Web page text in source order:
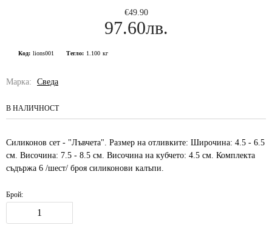
€49.90
97.60лв.
Код: lions001 Тегло: 1.100 кг
Марка: Сведа
В НАЛИЧНОСТ
Силиконов сет - "Лъвчета". Размер на отливките: Широчина: 4.5 - 6.5
см. Височина: 7.5 - 8.5 см. Височина на кубчето: 4.5 см. Комплекта
съдържа 6 /шест/ броя силиконови калъпи.
Брой: